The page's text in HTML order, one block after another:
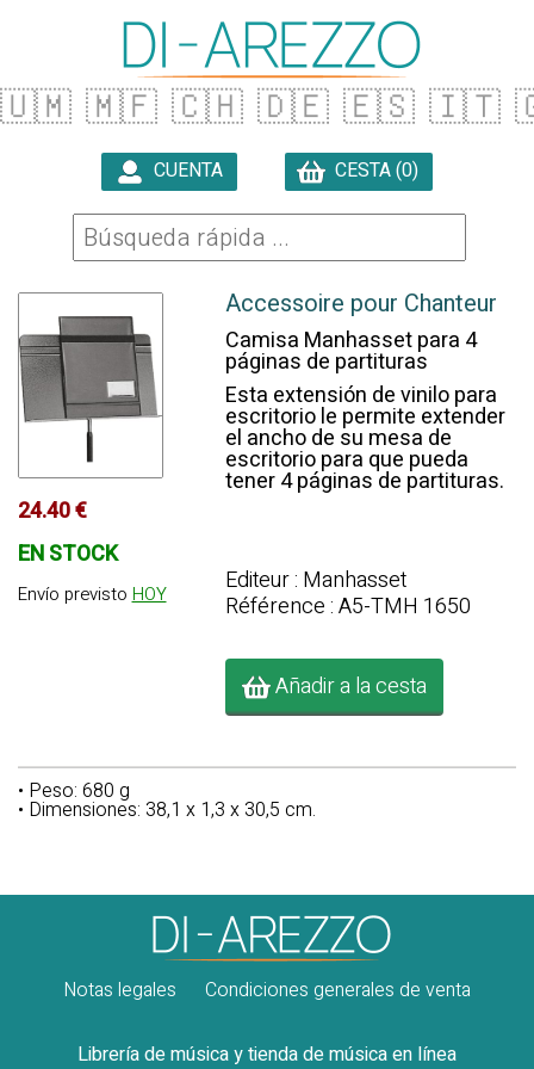
🇺🇲 🇲🇫 🇨🇭 🇩🇪 🇪🇸 🇮🇹
CUENTA CESTA (0)
24.40 €
EN STOCK
Envío previsto HOY
Accessoire pour Chanteur
Camisa Manhasset para 4
páginas de partituras
Esta extensión de vinilo para
escritorio le permite extender
el ancho de su mesa de
escritorio para que pueda
tener 4 páginas de partituras.
Editeur : Manhasset
Référence : A5-TMH 1650
Añadir a la cesta
• Peso: 680 g
• Dimensiones: 38,1 x 1,3 x 30,5 cm.
Notas legales Condiciones generales de venta
Librería de música y tienda de música en línea